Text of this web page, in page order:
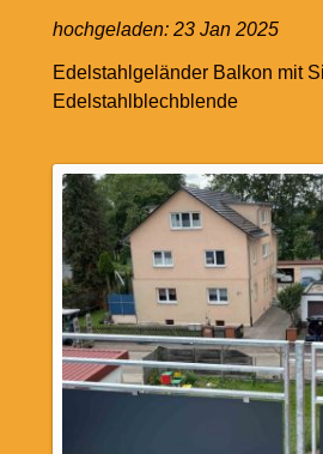
hochgeladen: 23 Jan 2025
Edelstahlgeländer Balkon mit
Edelstahlblechblende